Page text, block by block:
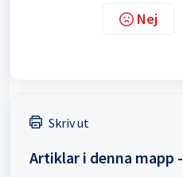
Nej
Skriv ut
Artiklar i denna mapp -